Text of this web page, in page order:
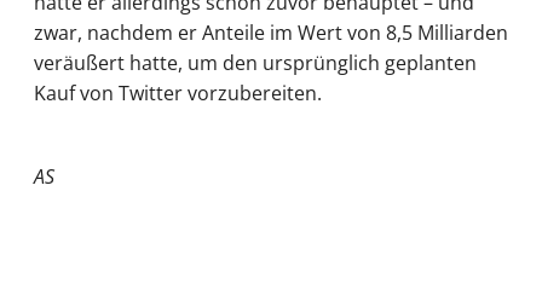
zwar, nachdem er Anteile im Wert von 8,5 Milliarden
veräußert hatte, um den ursprünglich geplanten
Kauf von Twitter vorzubereiten.
AS